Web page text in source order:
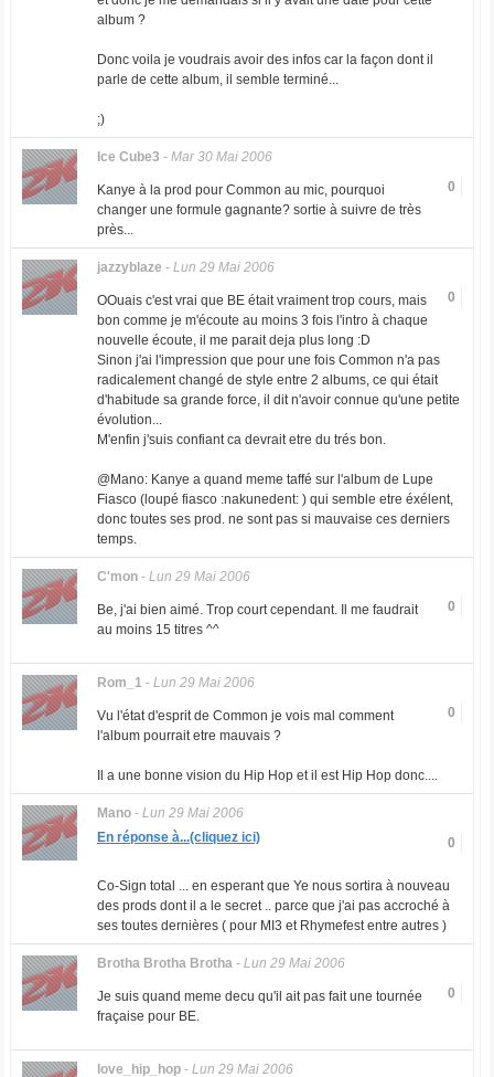
album ?
Donc voila je voudrais avoir des infos car la façon dont il
parle de cette album, il semble terminé...
;)
Ice Cube3 - Mar 30 Mai 2006
0
Kanye à la prod pour Common au mic, pourquoi
changer une formule gagnante? sortie à suivre de très
près...
jazzyblaze - Lun 29 Mai 2006
0
OOuais c'est vrai que BE était vraiment trop cours, mais
bon comme je m'écoute au moins 3 fois l'intro à chaque
nouvelle écoute, il me parait deja plus long :D
Sinon j'ai l'impression que pour une fois Common n'a pas
radicalement changé de style entre 2 albums, ce qui était
d'habitude sa grande force, il dit n'avoir connue qu'une petite
évolution...
M'enfin j'suis confiant ca devrait etre du trés bon.
@Mano: Kanye a quand meme taffé sur l'album de Lupe
Fiasco (loupé fiasco :nakunedent: ) qui semble etre éxélent,
donc toutes ses prod. ne sont pas si mauvaise ces derniers
temps.
C'mon- Lun 29 Mai 2006
0
Be, j'ai bien aimé. Trop court cependant. Il me faudrait
au moins 15 titres ^^
Rom_1- Lun 29 Mai 2006
0
Vu l'état d'esprit de Common je vois mal comment
l'album pourrait etre mauvais ?
Il a une bonne vision du Hip Hop et il est Hip Hop donc....
Mano- Lun 29 Mai 2006
0
En réponse à...(cliquez ici)
Co-Sign total ... en esperant que Ye nous sortira à nouveau
des prods dont il a le secret .. parce que j'ai pas accroché à
ses toutes dernières ( pour MI3 et Rhymefest entre autres )
Brotha Brotha Brotha- Lun 29 Mai 2006
0
Je suis quand meme decu qu'il ait pas fait une tournée
fraçaise pour BE.
love_hip_hop- Lun 29 Mai 2006